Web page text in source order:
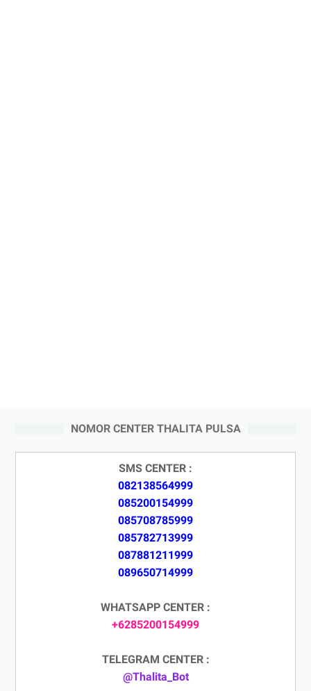
NOMOR CENTER THALITA PULSA
SMS CENTER :
082138564999
085200154999
085708785999
085782713999
087881211999
089650714999
WHATSAPP CENTER :
+6285200154999
TELEGRAM CENTER :
@Thalita_Bot